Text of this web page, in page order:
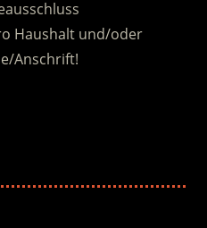
Haushalt und/oder
Anschrift!